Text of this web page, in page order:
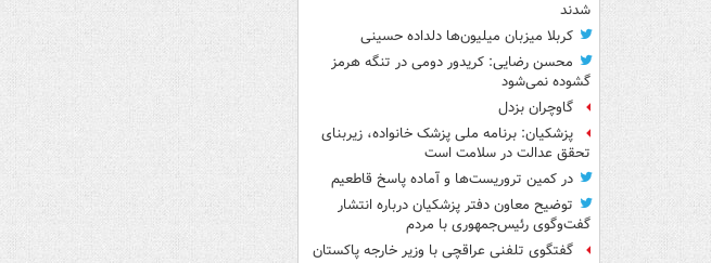
شدند
کربلا میزبان میلیون‌ها دلداده حسینی
محسن رضایی: کریدور دومی در تنگه هرمز
گشوده نمی‌شود
گاوچران بزدل
پزشکیان: برنامه ملی پزشک خانواده، زیربنای
تحقق عدالت در سلامت است
در کمین تروریست‌ها و آماده پاسخ قاطعیم
توضیح معاون دفتر پزشکیان درباره انتشار
گفت‌وگوی رئیس‌جمهوری با مردم
گفتگوی تلفنی عراقچی با وزیر خارجه پاکستان